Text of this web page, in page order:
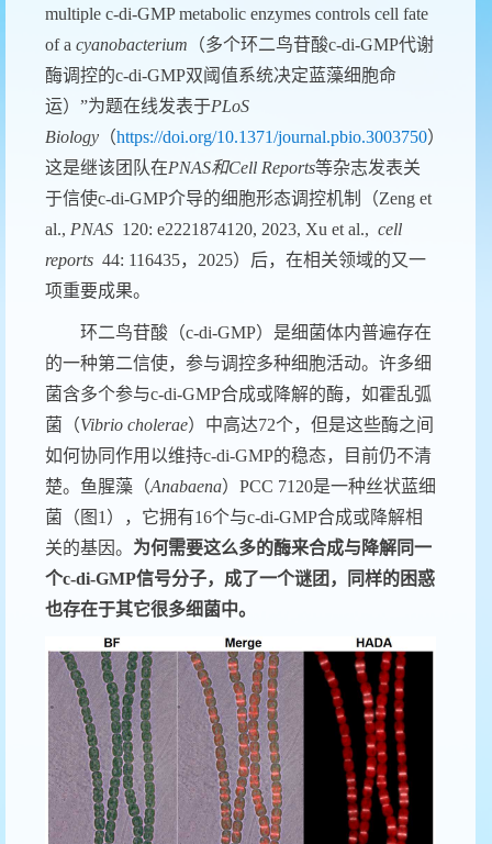
multiple c-di-GMP metabolic enzymes controls cell fate
of a cyanobacterium （多个环二鸟苷酸c-di-GMP代谢
酶调控的c-di-GMP双阈值系统决定蓝藻细胞命
运） ”为题在线发表于PLoS
Biology （https://doi.org/10.1371/journal.pbio.3003750）。
这是继该团队在PNAS和Cell Reports等杂志发表关
于信使c-di-GMP介导的细胞形态调控机制 （Zeng et
al., PNAS 120: e2221874120, 2023, Xu et al., cell
reports 44: 116435， 2025）后，在相关领域的又一
项重要成果。
环二鸟苷酸（c-di-GMP）是细菌体内普遍存在
的一种第二信使，参与调控多种细胞活动。许多细
菌含多个参与c-di-GMP合成或降解的酶，如霍乱弧
菌（Vibrio cholerae）中高达72个，但是这些酶之间
如何协同作用以维持c-di-GMP的稳态，目前仍不清
楚。 鱼腥藻（Anabaena） PCC 7120是一种丝状蓝细
菌 （图 1） ，它拥有16个与c-di-GMP合成或降解相
关的基因。 为何需要这么多的酶来合成与降解同一
个c-di-GMP信号分子，成了一个谜团，同样的困惑
也存在于其它很多细菌中。